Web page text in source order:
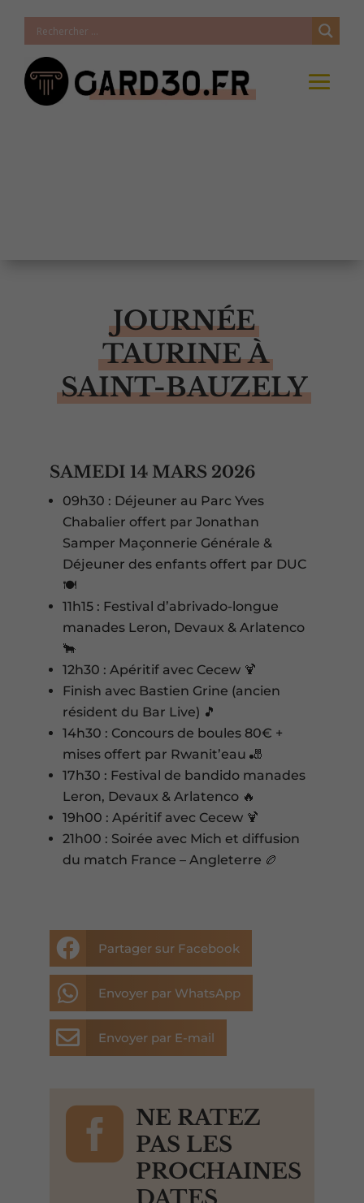
JOURNÉE
TAURINE À
SAINT-BAUZELY
SAMEDI 14 MARS 2026
09h30 : Déjeuner au Parc Yves
Chabalier offert par Jonathan
Samper Maçonnerie Générale &
Déjeuner des enfants offert par DUC
🍽️
11h15 : Festival d’abrivado-longue
manades Leron, Devaux & Arlatenco
🐂
12h30 : Apéritif avec Cecew 🍹
Finish avec Bastien Grine (ancien
résident du Bar Live) 🎵
14h30 : Concours de boules 80€ +
mises offert par Rwanit’eau 🎳
17h30 : Festival de bandido manades
Leron, Devaux & Arlatenco 🔥
19h00 : Apéritif avec Cecew 🍹
21h00 : Soirée avec Mich et diffusion
du match France – Angleterre 🏉
 Partager sur Facebook
 Envoyer par WhatsApp
 Envoyer par E-mail

NE RATEZ
PAS LES
PROCHAINES